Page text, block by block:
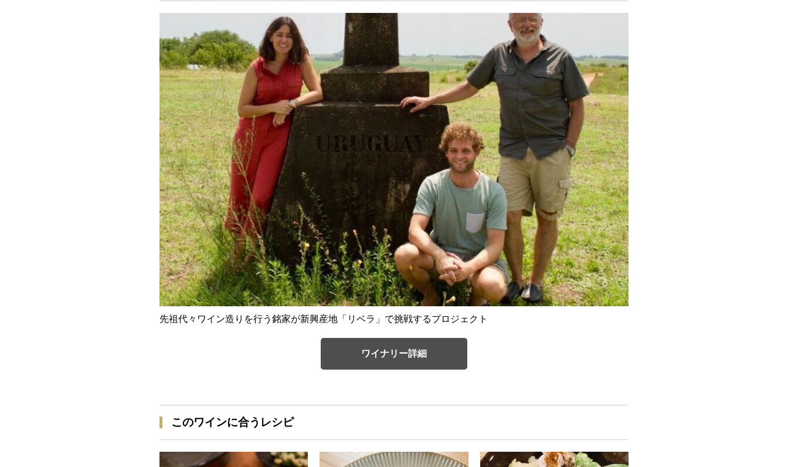
先祖代々ワイン造りを行う銘家が新興産地「リベラ」で挑戦するプロジェクト
ワイナリー詳細
このワインに合うレシピ